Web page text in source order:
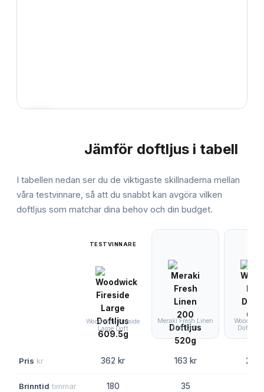
Jämför doftljus i tabell
I tabellen nedan ser du de viktigaste skillnaderna mellan
våra testvinnare, så att du snabbt kan avgöra vilken
doftljus som matchar dina behov och din budget.
TESTVINNARE
Woodwick Fireside
Large Doft
Meraki Fresh Linen
200 Doftl
Doftljus
Pris kr 362 kr 163 kr 268
Brinntid timmar 180 35